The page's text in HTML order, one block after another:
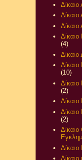
Δίκαιο
(4)
(10)
(2)
(2)
Δίκαιο
Δίκαιο
Δίκαιο